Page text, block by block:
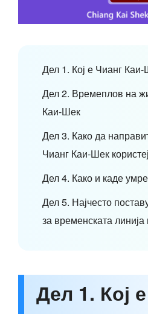
Дел 1. Кој е Чианг
Дел 2. Времеплов на
Каи-Шек
Дел 3. Како да
Чианг Каи-Шек
Дел 4. Како и каде
Дел 5. Најчесто
за временската
Дел 1. Кој